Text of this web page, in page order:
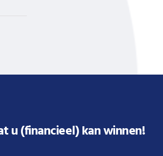
u (financieel) kan winnen!